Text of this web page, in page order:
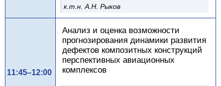
к.т.н. А.Н. Рыков
11:45–12:00
Анализ и оценка возможности
прогнозирования динамики развития
дефектов композитных конструкций
перспективных авиационных
комплексов